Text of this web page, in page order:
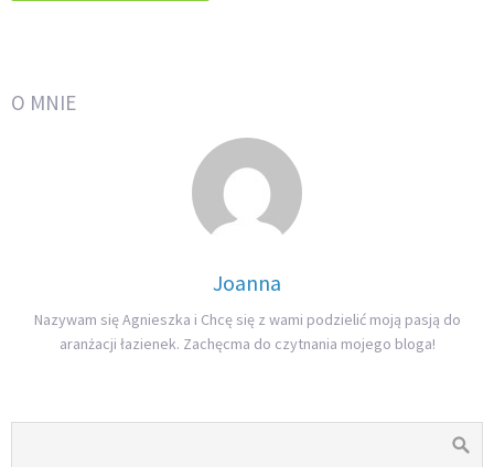
O MNIE
Joanna
Nazywam się Agnieszka i Chcę się z wami podzielić moją pasją do
aranżacji łazienek. Zachęcma do czytnania mojego bloga!